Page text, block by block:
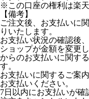
※この口座の権利は楽
【備考】
ご注文後、お支払いに
りいたします。
お支払い状況の確認後
ショップが金額を変更
からのお支払いに関す
す。
お支払いに関するご案
お支払いください。
7日以内にお支払いが